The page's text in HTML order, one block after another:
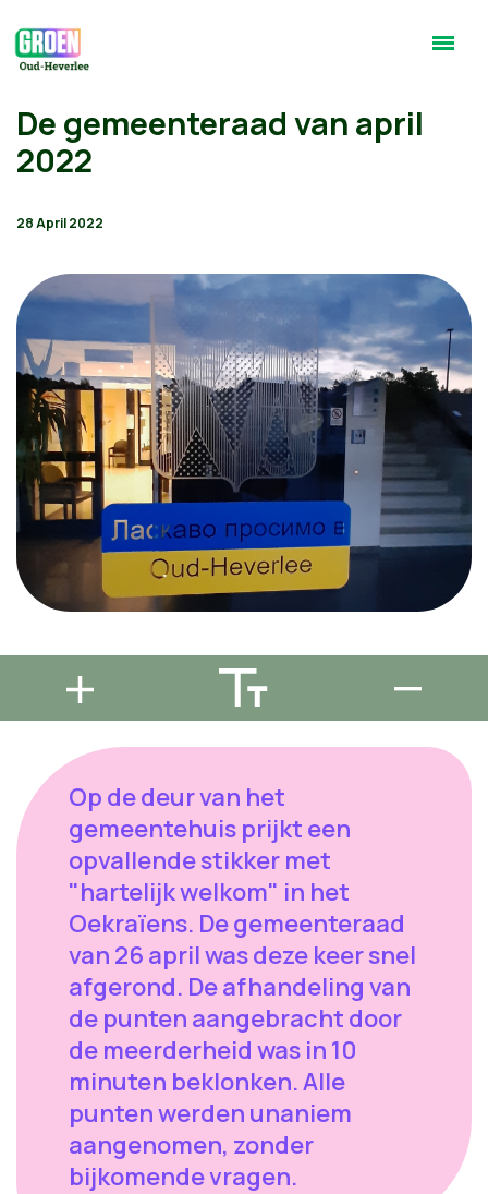
De gemeenteraad van april
2022
28 April 2022
Op de deur van het
gemeentehuis prijkt een
opvallende stikker met
"hartelijk welkom" in het
Oekraïens. De gemeenteraad
van 26 april was deze keer snel
afgerond. De afhandeling van
de punten aangebracht door
de meerderheid was in 10
minuten beklonken. Alle
punten werden unaniem
aangenomen, zonder
bijkomende vragen.